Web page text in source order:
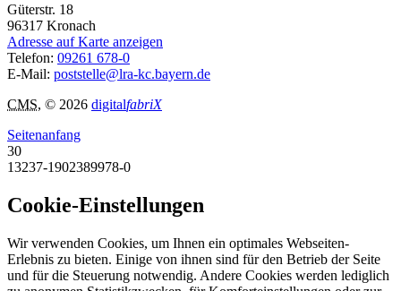
Güterstr. 18
96317 Kronach
Adresse auf Karte anzeigen
Telefon: 09261 678-0
E-Mail: poststelle@lra-kc.bayern.de
CMS, © 2026 digitalfabriX
Seitenanfang
30
13237-1902389978-0
Cookie-Einstellungen
Wir verwenden Cookies, um Ihnen ein optimales Webseiten-
Erlebnis zu bieten. Einige von ihnen sind für den Betrieb der Seite
und für die Steuerung notwendig. Andere Cookies werden lediglich